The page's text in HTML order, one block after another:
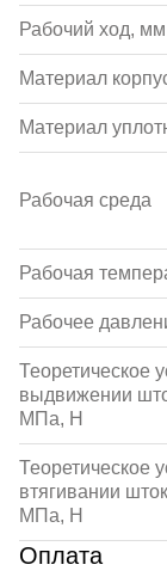
Рабочий ход, мм
Материал
Материал
Рабочая среда
Рабочая
Рабочее
Теоретическое
выдвижении
МПа, Н
Теоретическое
втягивании
МПа, Н
Оплата